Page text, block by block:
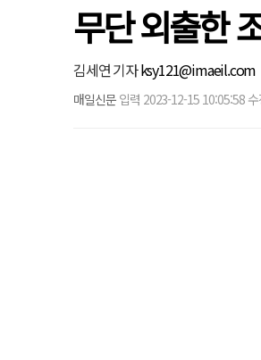
무단 외출한
김세연 기자ksy121@imaeil.com
매일신문 입력 2023-12-15 10:05:58